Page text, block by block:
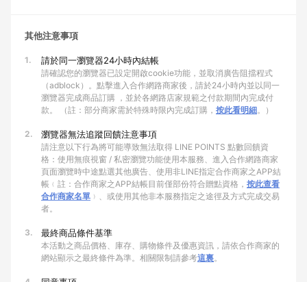
其他注意事項
1. 請於同一瀏覽器24小時內結帳
請確認您的瀏覽器已設定開啟cookie功能，並取消廣告阻擋程式
（adblock）。點擊進入合作網路商家後，請於24小時內並以同一
瀏覽器完成商品訂購 ，並於各網路店家規範之付款期間內完成付
款。 （註：部分商家需於特殊時限內完成訂購， 按此看明細。）
2. 瀏覽器無法追蹤回饋注意事項
請注意以下行為將可能導致無法取得 LINE POINTS 點數回饋資
格：使用無痕視窗 / 私密瀏覽功能使用本服務、進入合作網路商家
頁面瀏覽時中途點選其他廣告、使用非LINE指定合作商家之APP結
帳﹙註：合作商家之APP結帳目前僅部份符合贈點資格， 按此查看
合作商家名單 ﹚、或使用其他非本服務指定之途徑及方式完成交易
者。
3. 最終商品條件基準
本活動之商品價格、庫存、購物條件及優惠資訊，請依合作商家的
網站顯示之最終條件為準。相關限制請參考這裏。